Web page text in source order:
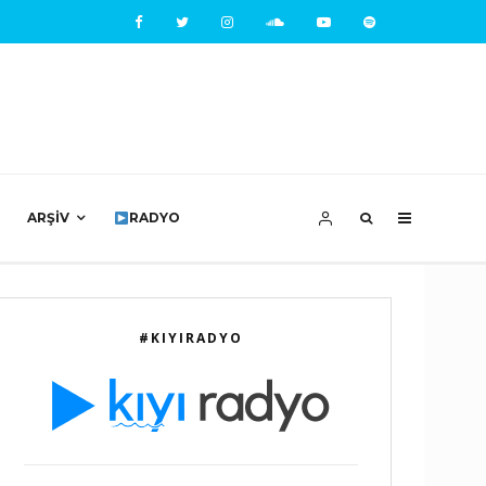
ARŞIV RADYO
#KIYIRADYO